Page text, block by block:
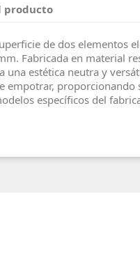
producto
de dos elementos
Fabricada en material
una estética neutra y
empotrar, proporcionando
específicos del